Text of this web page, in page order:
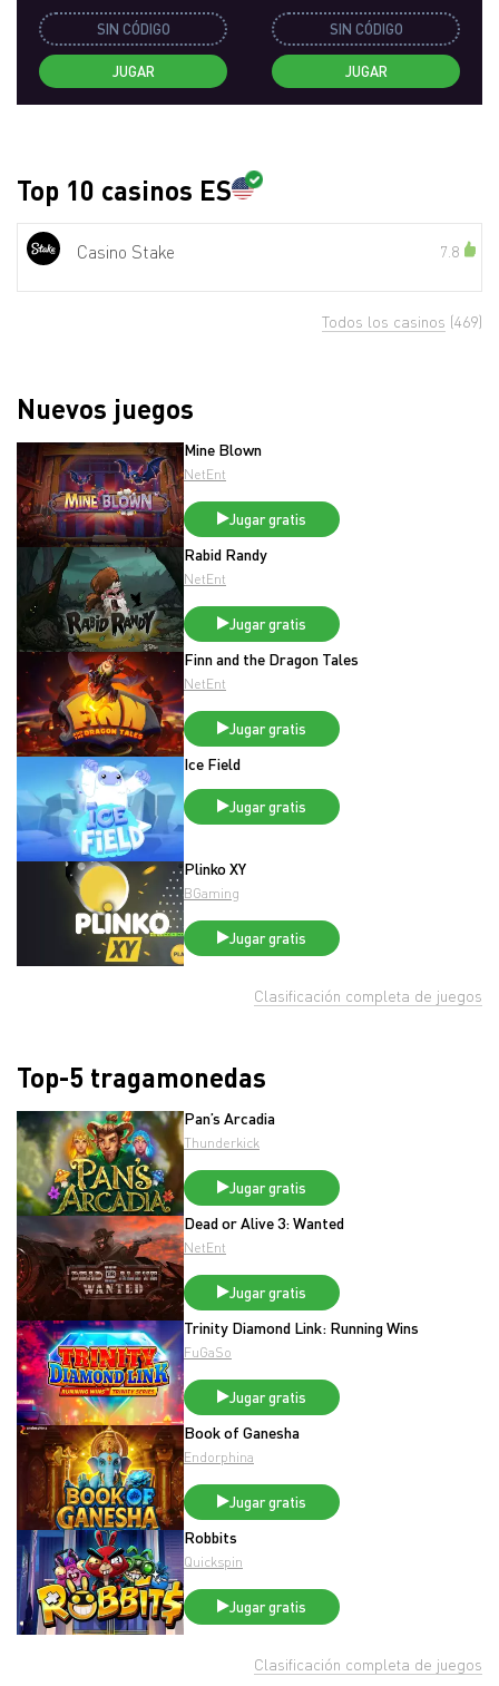
SIN CÓDIGO
JUGAR
SIN CÓDIGO
JUGAR
Top 10 casinos ES
Casino Stake 7.8
Todos los casinos (469)
Nuevos juegos
Mine Blown
NetEnt
Jugar gratis
Rabid Randy
NetEnt
Jugar gratis
Finn and the Dragon Tales
NetEnt
Jugar gratis
Ice Field
Jugar gratis
Plinko XY
BGaming
Jugar gratis
Clasificación completa de juegos
Top-5 tragamonedas
Pan’s Arcadia
Thunderkick
Jugar gratis
Dead or Alive 3: Wanted
NetEnt
Jugar gratis
Trinity Diamond Link: Running Wins
FuGaSo
Jugar gratis
Book of Ganesha
Endorphina
Jugar gratis
Robbits
Quickspin
Jugar gratis
Clasificación completa de juegos